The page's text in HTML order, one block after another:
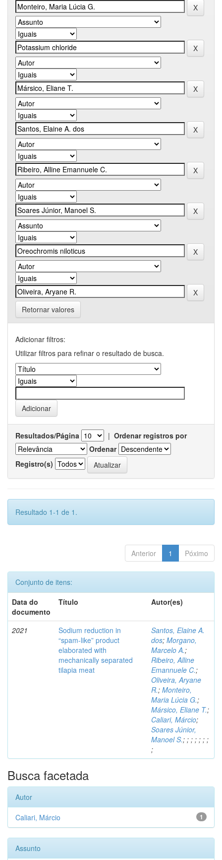
Retornar valores
Adicionar filtros:
Utilizar filtros para refinar o resultado de busca.
Resultados/Página | Ordenar registros por
Ordenar
Registro(s)
Resultado 1-1 de 1.
Anterior 1 Póximo
Conjunto de itens:
Data do
documento
Título Autor(es)
2021
Sodium reduction in
“spam-like” product
elaborated with
mechanically separated
tilapia meat
Santos, Elaine A.
dos; Morgano,
Marcelo A.;
Ribeiro, Alline
Emannuele C.;
Oliveira, Aryane
R.; Monteiro,
Maria Lúcia G.;
Mársico, Eliane T.;
Caliari, Márcio;
Soares Júnior,
Manoel S.; ; ; ; ; ; ;
;
Busca facetada
Autor
1
Caliari, Márcio
Assunto